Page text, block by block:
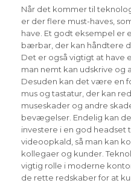
Når det kommer til
er der flere must-haves,
have. Et godt eksempel er
bærbar, der kan håndtere
Det er også vigtigt at have
man nemt kan udskrive og
Desuden kan det være en
mus og tastatur, der kan
museskader og andre
bevægelser. Endelig kan
investere i en god headset
videoopkald, så man kan
kollegaer og kunder.
vigtig rolle i moderne
de rette redskaber for at